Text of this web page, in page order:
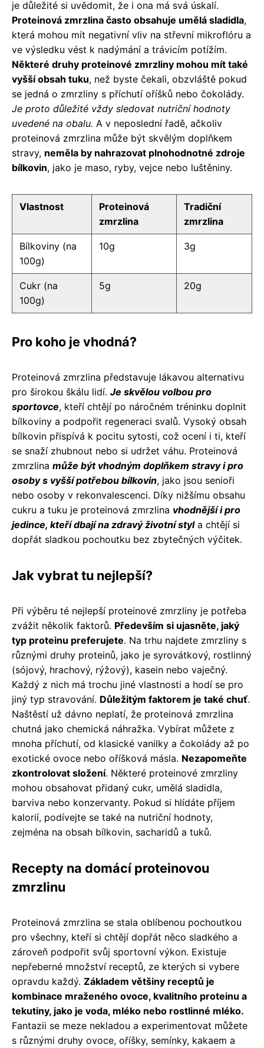
je důležité si uvědomit, že i ona má svá úskalí.
Proteinová zmrzlina často obsahuje umělá sladidla,
která mohou mít negativní vliv na střevní mikroflóru a
ve výsledku vést k nadýmání a trávicím potížím.
Některé druhy proteinové zmrzliny mohou mít také
vyšší obsah tuku, než byste čekali, obzvláště pokud
se jedná o zmrzliny s příchutí oříšků nebo čokolády.
Je proto důležité vždy sledovat nutriční hodnoty
uvedené na obalu. A v neposlední řadě, ačkoliv
proteinová zmrzlina může být skvělým doplňkem
stravy, neměla by nahrazovat plnohodnotné zdroje
bílkovin, jako je maso, ryby, vejce nebo luštěniny.
Vlastnost
Proteinová
zmrzlina
Tradiční
zmrzlina
Bílkoviny (na
100g)
10g 3g
Cukr (na
100g)
5g 20g
Pro koho je vhodná?
Proteinová zmrzlina představuje lákavou alternativu
pro širokou škálu lidí. Je skvělou volbou pro
sportovce, kteří chtějí po náročném tréninku doplnit
bílkoviny a podpořit regeneraci svalů. Vysoký obsah
bílkovin přispívá k pocitu sytosti, což ocení i ti, kteří
se snaží zhubnout nebo si udržet váhu. Proteinová
zmrzlina může být vhodným doplňkem stravy i pro
osoby s vyšší potřebou bílkovin, jako jsou senioři
nebo osoby v rekonvalescenci. Díky nižšímu obsahu
cukru a tuku je proteinová zmrzlina vhodnější i pro
jedince, kteří dbají na zdravý životní styla chtějí si
dopřát sladkou pochoutku bez zbytečných výčitek.
Jak vybrat tu nejlepší?
Při výběru té nejlepší proteinové zmrzliny je potřeba
zvážit několik faktorů. Především si ujasněte, jaký
typ proteinu preferujete. Na trhu najdete zmrzliny s
různými druhy proteinů, jako je syrovátkový, rostlinný
(sójový, hrachový, rýžový), kasein nebo vaječný.
Každý z nich má trochu jiné vlastnosti a hodí se pro
jiný typ stravování. Důležitým faktorem je také chuť.
Naštěstí už dávno neplatí, že proteinová zmrzlina
chutná jako chemická náhražka. Vybírat můžete z
mnoha příchutí, od klasické vanilky a čokolády až po
exotické ovoce nebo oříšková másla. Nezapomeňte
zkontrolovat složení. Některé proteinové zmrzliny
mohou obsahovat přidaný cukr, umělá sladidla,
barviva nebo konzervanty. Pokud si hlídáte příjem
kalorií, podívejte se také na nutriční hodnoty,
zejména na obsah bílkovin, sacharidů a tuků.
Recepty na domácí proteinovou
zmrzlinu
Proteinová zmrzlina se stala oblíbenou pochoutkou
pro všechny, kteří si chtějí dopřát něco sladkého a
zároveň podpořit svůj sportovní výkon. Existuje
nepřeberné množství receptů, ze kterých si vybere
opravdu každý. Základem většiny receptů je
kombinace mraženého ovoce, kvalitního proteinu a
tekutiny, jako je voda, mléko nebo rostlinné mléko.
Fantazii se meze nekladou a experimentovat můžete
s různými druhy ovoce, oříšky, semínky, kakaem a